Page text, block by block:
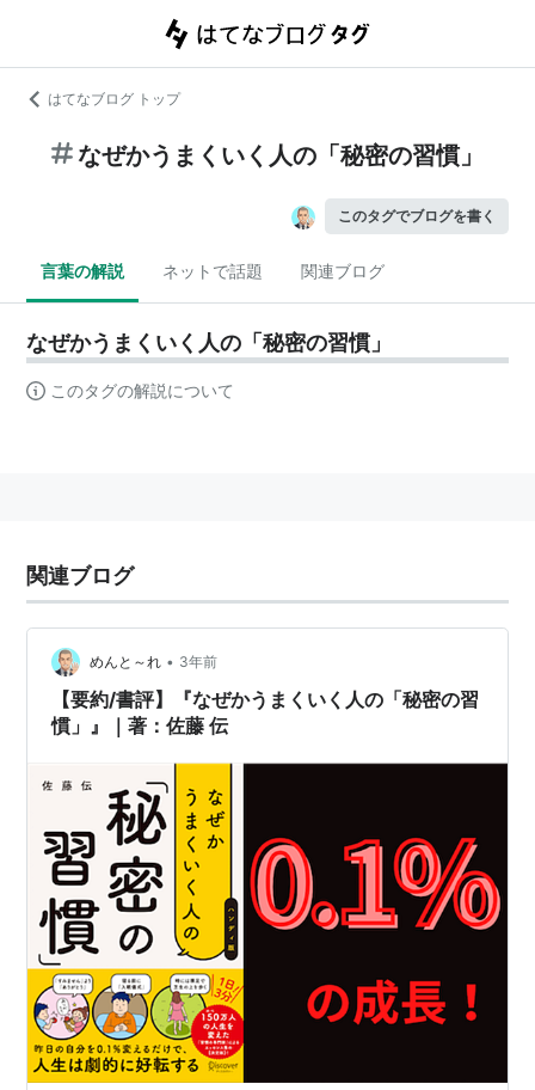
はてなブログ トップ
なぜかうまくいく人の「秘密の習慣」
このタグでブログを書く
言葉の解説 ネットで話題 関連ブログ
なぜかうまくいく人の「秘密の習慣」
このタグの解説について
関連ブログ
めんと～れ • 3年前
【要約/書評】『なぜかうまくいく人の「秘密の習
慣」』｜著：佐藤 伝